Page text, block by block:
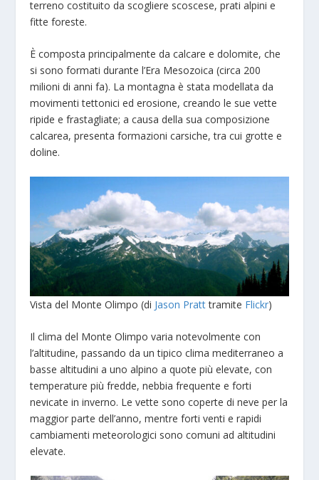
terreno costituito da scogliere scoscese, prati alpini e
fitte foreste.
È composta principalmente da calcare e dolomite, che
si sono formati durante l’Era Mesozoica (circa 200
milioni di anni fa). La montagna è stata modellata da
movimenti tettonici ed erosione, creando le sue vette
ripide e frastagliate; a causa della sua composizione
calcarea, presenta formazioni carsiche, tra cui grotte e
doline.
Vista del Monte Olimpo (di Jason Pratttramite Flickr)
Il clima del Monte Olimpo varia notevolmente con
l’altitudine, passando da un tipico clima mediterraneo a
basse altitudini a uno alpino a quote più elevate, con
temperature più fredde, nebbia frequente e forti
nevicate in inverno. Le vette sono coperte di neve per la
maggior parte dell’anno, mentre forti venti e rapidi
cambiamenti meteorologici sono comuni ad altitudini
elevate.